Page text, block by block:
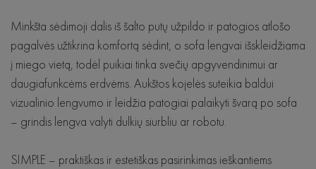
De Eekhorn
Hubsch
RAVE
Kėdės
Krėslai
Lovos
Staliukai
Komodos
Minkšta sėdimoji dalis iš šalto putų užpildo ir patogios atlošo
pagalvės užtikrina komfortą sėdint, o sofa lengvai išskleidžiama
į miego vietą, todėl puikiai tinka svečių apgyvendinimui ar
daugiafunkcėms erdvėms. Aukštos kojelės suteikia baldui
vizualinio lengvumo ir leidžia patogiai palaikyti švarą po sofa
– grindis lengva valyti dulkių siurbliu ar robotu.
SIMPLE – praktiškas ir estetiškas pasirinkimas ieškantiems